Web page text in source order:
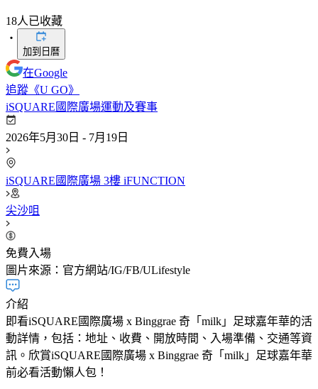
18人已收藏
・
加到日曆
在Google
追蹤《U GO》
iSQUARE國際廣場運動及賽事
2026年5月30日 - 7月19日
iSQUARE國際廣場 3樓 iFUNCTION
尖沙咀
免費入場
圖片來源：官方網站/IG/FB/ULifestyle
介紹
即看iSQUARE國際廣場 x Binggrae 奇「milk」足球嘉年華的活
動詳情，包括：地址、收費、開放時間、入場準備、交通等資
訊。欣賞iSQUARE國際廣場 x Binggrae 奇「milk」足球嘉年華
前必看活動懶人包！